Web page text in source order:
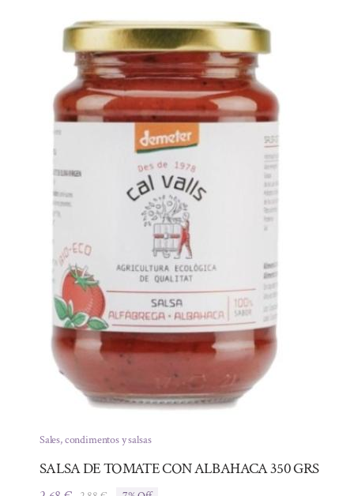
Sales, condimentos y salsas
SALSA DE TOMATE CON ALBAHACA 350 GRS